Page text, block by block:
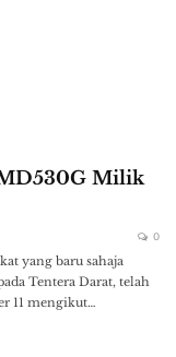
Milik
0
yang baru sahaja
Tentera Darat, telah
11 mengikut…